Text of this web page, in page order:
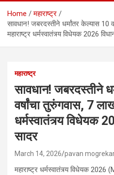
Home
महाराष्ट्र
सावधान! जबरदस्तीने धर्मांतर केल्यास 10
महाराष्ट्र धर्मस्वातंत्र्य विधेयक 2026
महाराष्ट्र
सावधान! जबरदस्तीने
वर्षांचा तुरुंगवास, 7
धर्मस्वातंत्र्य विधेयक
सादर
March 14, 2026 pavan
महाराष्ट्र धर्मस्वातंत्र्य विधेयक